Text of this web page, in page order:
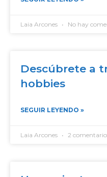
Laia Arcones No hay
Descúbrete a
hobbies
SEGUIR LEYENDO »
Laia Arcones 2